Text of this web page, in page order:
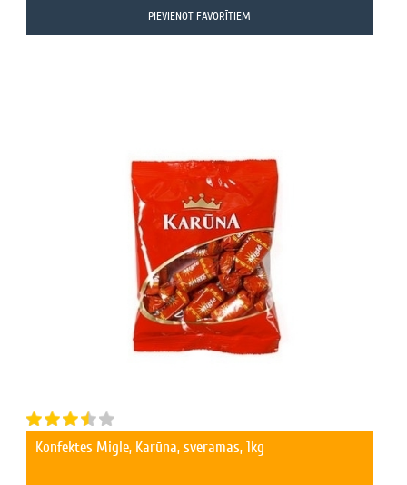
PIEVIENOT FAVORĪTIEM
Konfektes Migle, Karūna, sveramas, 1kg